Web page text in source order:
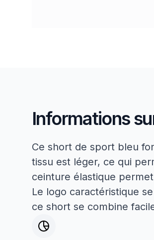
Informations
Ce short de sport bleu
tissu est léger, ce qui
ceinture élastique
Le logo caractéristique
ce short se combine